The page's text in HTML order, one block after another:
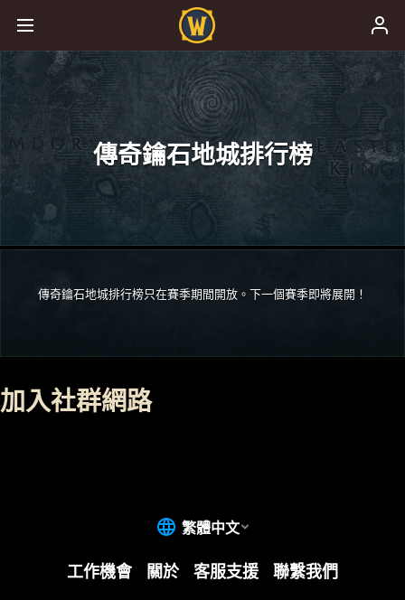
傳奇鑰石地城排行榜
傳奇鑰石地城排行榜只在賽季期間開放。下一個賽季即將展開！
加入社群網路